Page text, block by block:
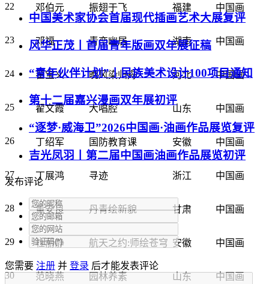
22 邓伯元 振翅于飞 福建 中国画
23 邓福 青峦幽居 湖南 中国画
24 翟宝义 晚风染归舟 河北 中国画
25 翟文霞 大唱腔 山东 中国画
26 丁绍军 国防教育课 安徽 中国画
27 丁展鸿 寻迹 浙江 中国画
28 董安良 丹青绘新貌 甘肃 中国画
29 杜丽静 航天之约:师绘苍穹 安徽 中国画
30 范晓燕 园林养素 山东 中国画
中国美术家协会首届现代插画艺术大展复评
风华正茂丨首届青年版画双年展征稿
“青年伙伴计划”丨民族美术设计100项目通知
第十二届嘉兴漫画双年展初评
“逐梦·威海卫”2026中国画·油画作品展览复评
吉光凤羽丨第二届中国画油画作品展览初评
发布评论
您需要 注册 并 登录 后才能发表评论